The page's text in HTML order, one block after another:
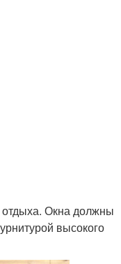
Окна должны
высокого